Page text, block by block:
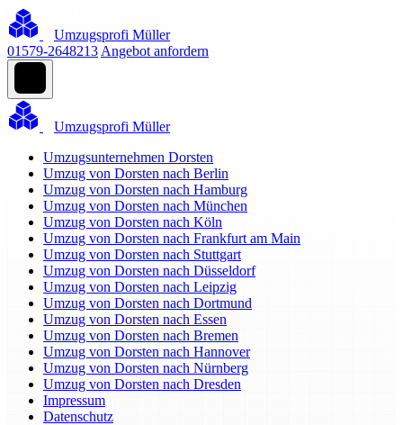
Umzugsprofi Müller
01579-2648213 Angebot anfordern
Umzugsprofi Müller
Umzugsunternehmen Dorsten
Umzug von Dorsten nach Berlin
Umzug von Dorsten nach Hamburg
Umzug von Dorsten nach München
Umzug von Dorsten nach Köln
Umzug von Dorsten nach Frankfurt am Main
Umzug von Dorsten nach Stuttgart
Umzug von Dorsten nach Düsseldorf
Umzug von Dorsten nach Leipzig
Umzug von Dorsten nach Dortmund
Umzug von Dorsten nach Essen
Umzug von Dorsten nach Bremen
Umzug von Dorsten nach Hannover
Umzug von Dorsten nach Nürnberg
Umzug von Dorsten nach Dresden
Impressum
Datenschutz